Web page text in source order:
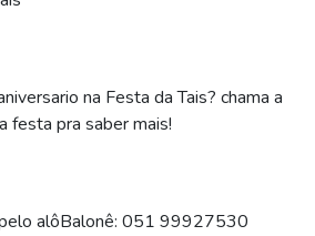
na Festa da Tais? chama a
festa pra saber mais!
alôBalonê: 051 99927530